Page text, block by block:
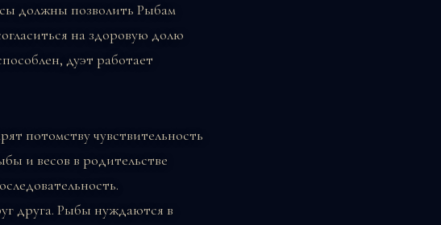
должны позволить Рыбам
на здоровую долю
дуэт работает
потомству чувствительность
и весов в родительстве
друга. Рыбы нуждаются в